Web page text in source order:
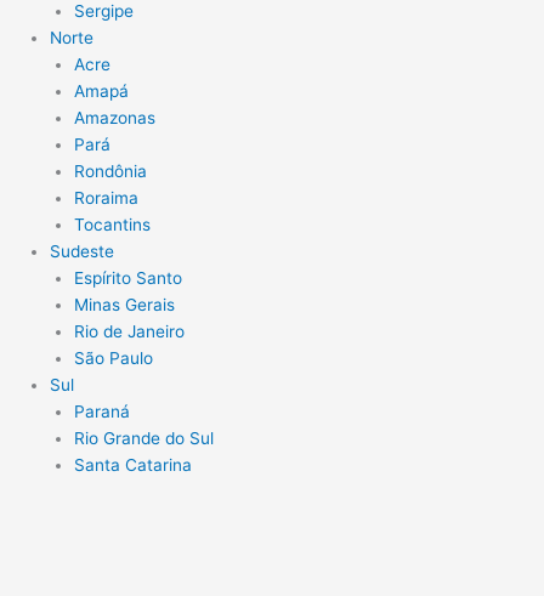
Sergipe
Norte
Acre
Amapá
Amazonas
Pará
Rondônia
Roraima
Tocantins
Sudeste
Espírito Santo
Minas Gerais
Rio de Janeiro
São Paulo
Sul
Paraná
Rio Grande do Sul
Santa Catarina